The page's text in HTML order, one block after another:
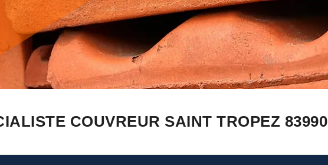
COUVREUR SAINT TROPEZ 83990